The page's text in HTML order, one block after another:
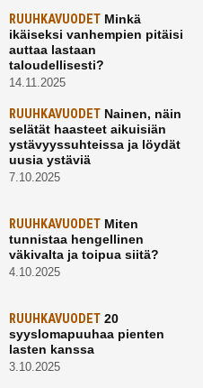
RUUHKAVUODETMinkä
ikäiseksi vanhempien pitäisi
auttaa lastaan
taloudellisesti?
14.11.2025
RUUHKAVUODETNainen, näin
selätät haasteet aikuisiän
ystävyyssuhteissa ja löydät
uusia ystäviä
7.10.2025
RUUHKAVUODETMiten
tunnistaa hengellinen
väkivalta ja toipua siitä?
4.10.2025
RUUHKAVUODET20
syyslomapuuhaa pienten
lasten kanssa
3.10.2025